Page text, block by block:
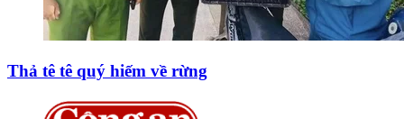
Thả tê tê quý hiếm về rừng